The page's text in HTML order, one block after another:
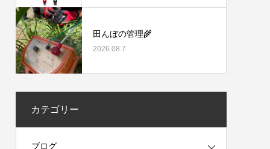
田んぼの管理🌾
2026.08.7
カテゴリー
ブログ